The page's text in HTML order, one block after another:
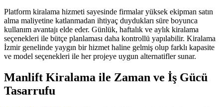
Platform kiralama hizmeti sayesinde firmalar yüksek ekipman satın
alma maliyetine katlanmadan ihtiyaç duydukları süre boyunca
kullanım avantajı elde eder. Günlük, haftalık ve aylık kiralama
seçenekleri ile bütçe planlaması daha kontrollü yapılabilir. Kiralama
İzmir genelinde yaygın bir hizmet haline gelmiş olup farklı kapasite
ve model seçenekleri ile her projeye uygun alternatifler sunar.
Manlift Kiralama ile Zaman ve İş Gücü
Tasarrufu